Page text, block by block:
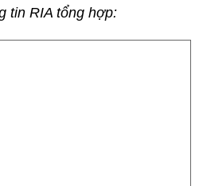
tin RIA tổng hợp: